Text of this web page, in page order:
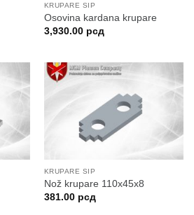
KRUPARE SIP
Osovina kardana krupare
3,930.00 рсд
KRUPARE SIP
Nož krupare 110x45x8
381.00 рсд